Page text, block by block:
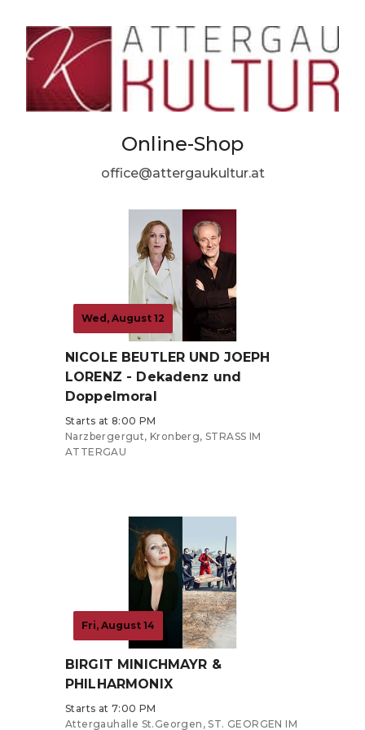
Online-Shop
office@attergaukultur.at
Wed, August 12
NICOLE BEUTLER UND JOEPH
LORENZ - Dekadenz und
Doppelmoral
Starts at 8:00 PM
Narzbergergut, Kronberg, STRASS IM
ATTERGAU
Fri, August 14
BIRGIT MINICHMAYR &
PHILHARMONIX
Starts at 7:00 PM
Attergauhalle St.Georgen, ST. GEORGEN IM